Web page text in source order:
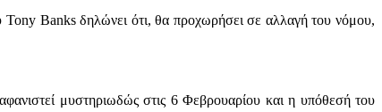
Tony Banks δηλώνει ότι, θα προχωρήσει σε αλλαγή του νόμου,
μυστηριωδώς στις 6 Φεβρουαρίου και η υπόθεσή του